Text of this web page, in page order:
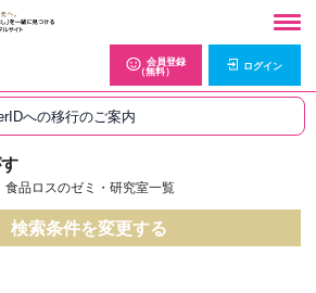
会員登録
（無料）
ログイン
への移行のご案内
食品ロスのゼミ・研究室一覧
検索条件を変更する